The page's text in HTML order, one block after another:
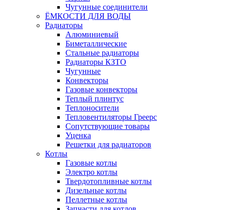
Чугунные соединители
ЁМКОСТИ ДЛЯ ВОДЫ
Радиаторы
Алюминиевый
Биметаллические
Стальные радиаторы
Радиаторы КЗТО
Чугунные
Конвекторы
Газовые конвекторы
Теплый плинтус
Теплоносители
Тепловентиляторы Греерс
Сопутствующие товары
Уценка
Решетки для радиаторов
Котлы
Газовые котлы
Электро котлы
Твердотопливные котлы
Дизельные котлы
Пеллетные котлы